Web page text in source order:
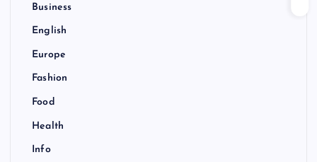
Business
English
Europe
Fashion
Food
Health
Info